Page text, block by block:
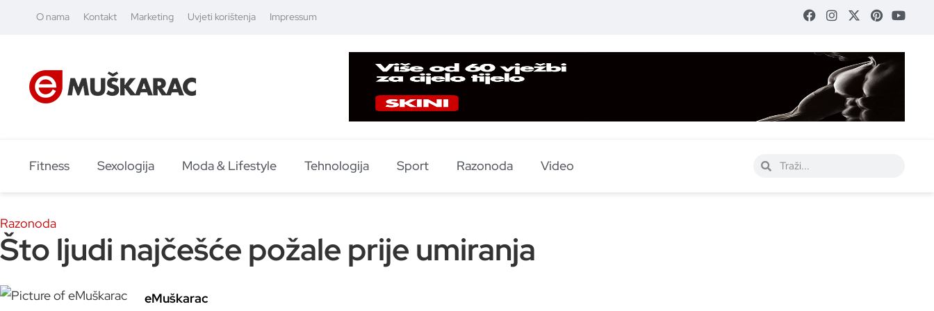
O nama Kontakt Marketing Uvjeti korištenja Impressum
Fitness Sexologija Moda & Lifestyle Tehnologija Sport Razonoda Video
Razonoda
Što ljudi najčešće požale prije umiranja
eMuškarac